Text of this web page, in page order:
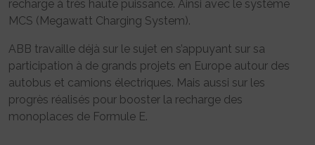
recharge à très haute puissance. Ainsi avec le système
MCS (Megawatt Charging System).
ABB travaille déjà sur le sujet en s’appuyant sur sa
participation à de grands projets en Europe autour des
autobus et camions électriques. Mais aussi sur les
progrès réalisés pour booster la recharge des
monoplaces de Formule E.